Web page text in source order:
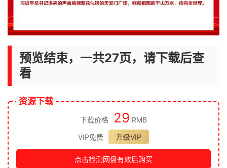
预览结束，一共27页，请下载后查
看
资源下载
下载价格 29 RMB
VIP免费
升级VIP
点击检测网盘有效后购买